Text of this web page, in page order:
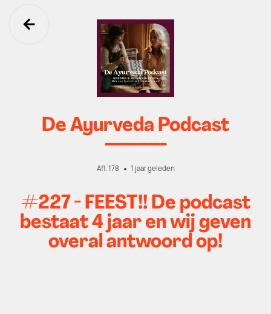
Ga terug
De Ayurveda Podcast
Afl. 178 1 jaar geleden
#227 - FEEST!! De podcast
bestaat 4 jaar en wij geven
overal antwoord op!